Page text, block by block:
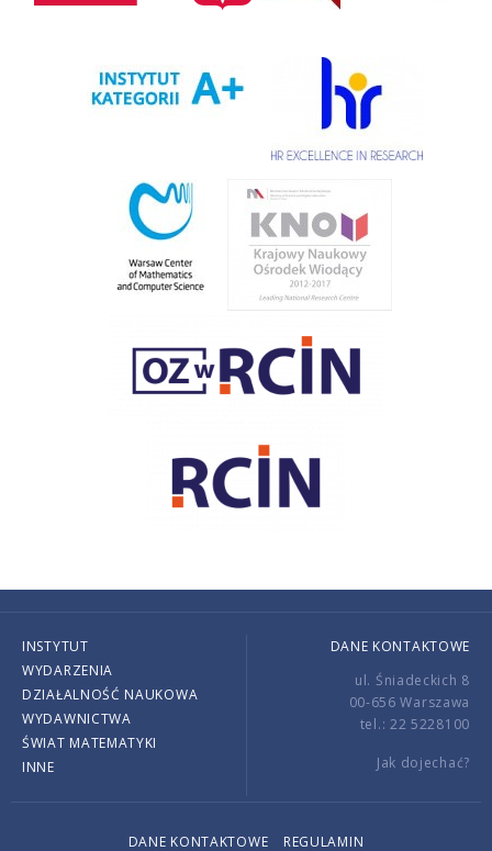
INSTYTUT
WYDARZENIA
DZIAŁALNOŚĆ NAUKOWA
WYDAWNICTWA
ŚWIAT MATEMATYKI
INNE
DANE KONTAKTOWE
ul. Śniadeckich 8
00-656 Warszawa
tel.: 22 5228100
Jak dojechać?
DANE KONTAKTOWE REGULAMIN